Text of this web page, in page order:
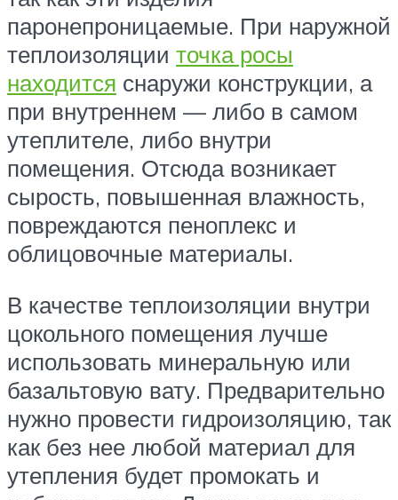
паронепроницаемые. При наружной
теплоизоляции точка росы
находится снаружи конструкции, а
при внутреннем — либо в самом
утеплителе, либо внутри
помещения. Отсюда возникает
сырость, повышенная влажность,
повреждаются пеноплекс и
облицовочные материалы.
В качестве теплоизоляции внутри
цокольного помещения лучше
использовать минеральную или
базальтовую вату. Предварительно
нужно провести гидроизоляцию, так
как без нее любой материал для
утепления будет промокать и